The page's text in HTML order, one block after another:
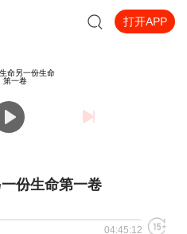
打开APP
份生命第一卷
04:45:12